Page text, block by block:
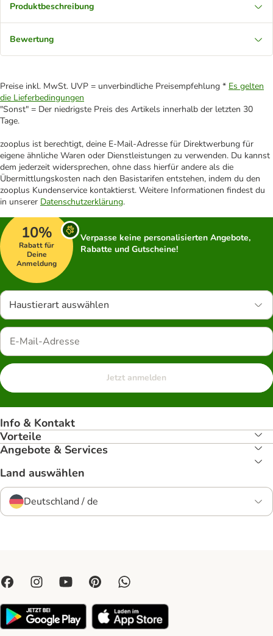
Produktbeschreibung
Bewertung
Preise inkl. MwSt. UVP = unverbindliche Preisempfehlung * Es gelten
die Lieferbedingungen
"Sonst" = Der niedrigste Preis des Artikels innerhalb der letzten 30
Tage.
zooplus ist berechtigt, deine E-Mail-Adresse für Direktwerbung für
eigene ähnliche Waren oder Dienstleistungen zu verwenden. Du kannst
dem jederzeit widersprechen, ohne dass hierfür andere als die
Übermittlungskosten nach den Basistarifen entstehen, indem du den
zooplus Kundenservice kontaktierst. Weitere Informationen findest du
in unserer Datenschutzerklärung.
10%
Rabatt für
Deine
Anmeldung
Verpasse keine personalisierten Angebote,
Rabatte und Gutscheine!
Haustierart auswählen
Jetzt anmelden
Info & Kontakt
Vorteile
Angebote & Services
Land auswählen
Deutschland / de